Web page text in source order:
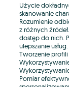
E-mail
Hasło
Użycie
skanowanie
Rozumienie
z różnych
dostęp do nich.
ulepszanie
Tworzenie
Pomiar